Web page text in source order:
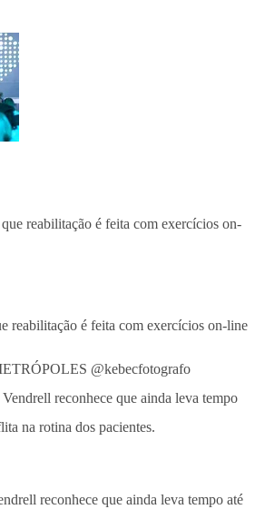
reabilitação é feita com exercícios on-line
@kebecfotografo
reconhece que ainda leva tempo até